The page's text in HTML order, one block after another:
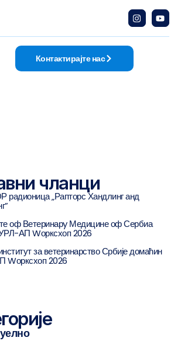
Контактирајте нас
чланци
„Рапторс Хандлинг анд
оф Ветеринарy Медицине оф Сербиа
АП Wорксхоп 2026
за ветеринарство Србије домаћин
Wорксхоп 2026